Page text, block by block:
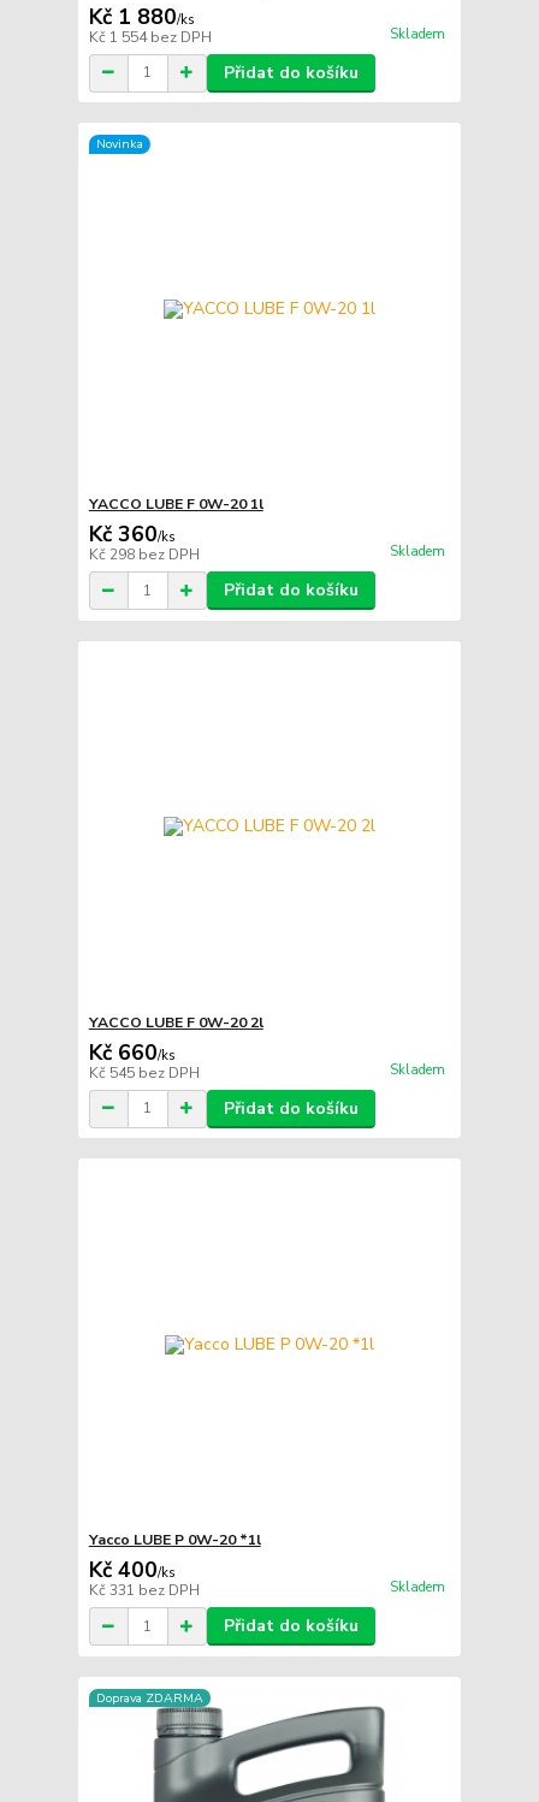
Kč 1 880/ks
Kč 1 554bez DPH Skladem
Přidat do košíku
Novinka
YACCO LUBE F 0W-20 1l
Kč 360/ks
Kč 298 bez DPH Skladem
Přidat do košíku
YACCO LUBE F 0W-20 2l
Kč 660/ks
Kč 545 bez DPH Skladem
Přidat do košíku
Yacco LUBE P 0W-20 *1l
Kč 400/ks
Kč 331 bez DPH Skladem
Přidat do košíku
Doprava ZDARMA